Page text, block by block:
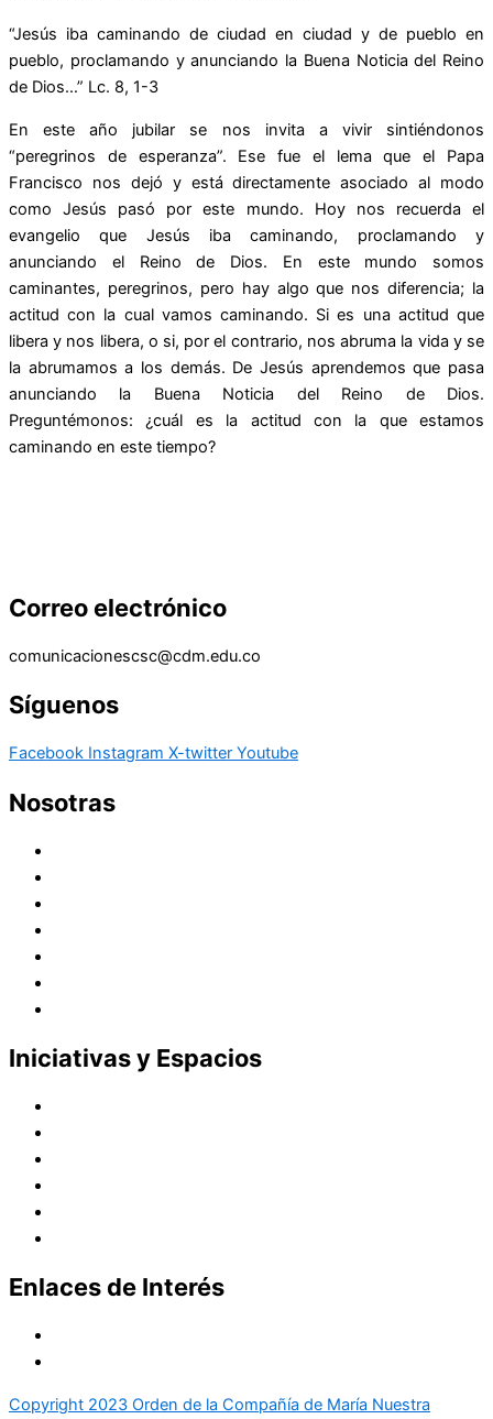
“Jesús iba caminando de ciudad en ciudad y de pueblo en
pueblo, proclamando y anunciando la Buena Noticia del Reino
de Dios…” Lc. 8, 1-3
En este año jubilar se nos invita a vivir sintiéndonos
“peregrinos de esperanza”. Ese fue el lema que el Papa
Francisco nos dejó y está directamente asociado al modo
como Jesús pasó por este mundo. Hoy nos recuerda el
evangelio que Jesús iba caminando, proclamando y
anunciando el Reino de Dios. En este mundo somos
caminantes, peregrinos, pero hay algo que nos diferencia; la
actitud con la cual vamos caminando. Si es una actitud que
libera y nos libera, o si, por el contrario, nos abruma la vida y se
la abrumamos a los demás. De Jesús aprendemos que pasa
anunciando la Buena Noticia del Reino de Dios.
Preguntémonos: ¿cuál es la actitud con la que estamos
caminando en este tiempo?
Correo electrónico
comunicacionescsc@cdm.edu.co
Síguenos
Facebook Instagram X-twitter Youtube
Nosotras
Iniciativas y Espacios
Enlaces de Interés
Copyright 2023 Orden de la Compañía de María Nuestra